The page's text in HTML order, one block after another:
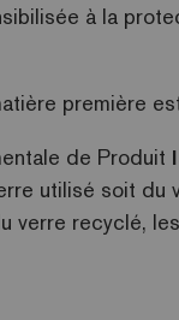
à la
première
de Produit
utilisé soit du
verre recyclé,